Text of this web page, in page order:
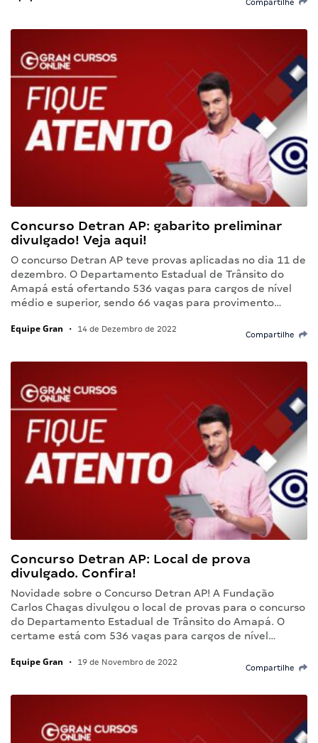
Compartilhe
Concurso Detran AP: gabarito preliminar
divulgado! Veja aqui!
O concurso Detran AP teve provas aplicadas no dia 11 de
dezembro. O Departamento Estadual de Trânsito do
Amapá está ofertando 536 vagas para cargos de nível
médio e superior, sendo 66 vagas para provimento…
Equipe Gran • 14 de Dezembro de 2022
Compartilhe
Concurso Detran AP: Local de prova
divulgado. Confira!
Novidade sobre o Concurso Detran AP! A Fundação
Carlos Chagas divulgou o local de provas para o concurso
do Departamento Estadual de Trânsito do Amapá. O
certame está com 536 vagas para cargos de nível…
Equipe Gran • 19 de Novembro de 2022
Compartilhe